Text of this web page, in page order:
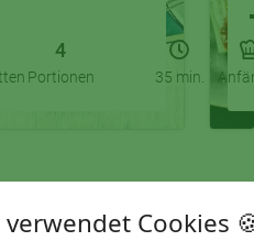
4
Portionen 35 min.
Cookies